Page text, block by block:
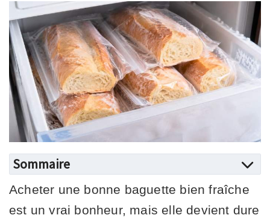
Sommaire
Acheter une bonne baguette bien fraîche
est un vrai bonheur, mais elle devient dure